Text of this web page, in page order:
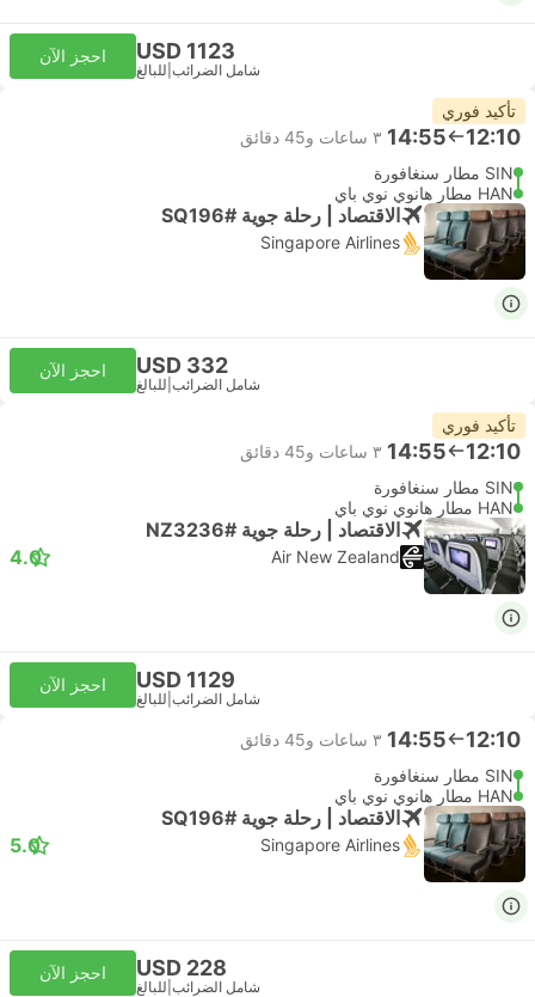
USD 1123
شامل الضرائب للبالغ
احجز الآن
تأكيد فوري
12:10
14:55 ٣ ساعات و‫45 دقائق
SIN مطار سنغافورة
HAN مطار هانوي نوي باي
الاقتصاد | رحلة جوية #SQ196
Singapore Airlines
USD 332
شامل الضرائب للبالغ
احجز الآن
تأكيد فوري
12:10
14:55 ٣ ساعات و‫45 دقائق
SIN مطار سنغافورة
HAN مطار هانوي نوي باي
الاقتصاد | رحلة جوية #NZ3236
Air New Zealand
4.0
USD 1129
شامل الضرائب للبالغ
احجز الآن
12:10
14:55 ٣ ساعات و‫45 دقائق
SIN مطار سنغافورة
HAN مطار هانوي نوي باي
الاقتصاد | رحلة جوية #SQ196
Singapore Airlines
5.0
USD 228
شامل الضرائب للبالغ
احجز الآن